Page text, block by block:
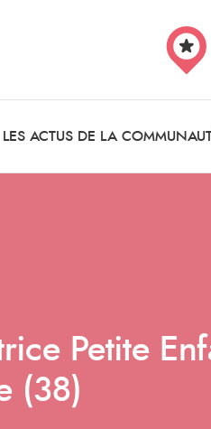
LES ACTUS DE LA
Petite
(38)